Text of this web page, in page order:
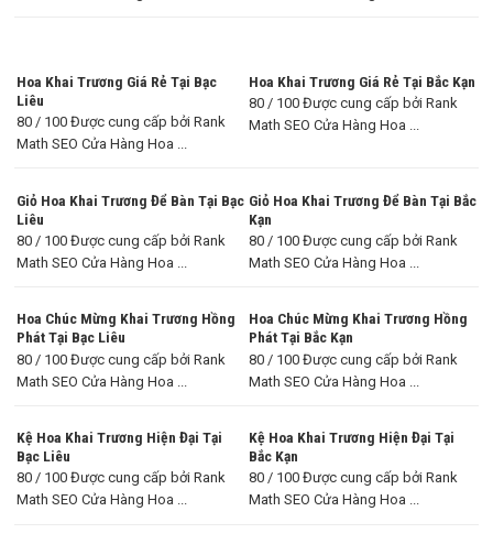
Hoa Khai Trương Giá Rẻ Tại Bạc
Liêu
80 / 100 Được cung cấp bởi Rank
Math SEO Cửa Hàng Hoa ...
Hoa Khai Trương Giá Rẻ Tại Bắc Kạn
80 / 100 Được cung cấp bởi Rank
Math SEO Cửa Hàng Hoa ...
Giỏ Hoa Khai Trương Để Bàn Tại Bạc
Liêu
80 / 100 Được cung cấp bởi Rank
Math SEO Cửa Hàng Hoa ...
Giỏ Hoa Khai Trương Để Bàn Tại Bắc
Kạn
80 / 100 Được cung cấp bởi Rank
Math SEO Cửa Hàng Hoa ...
Hoa Chúc Mừng Khai Trương Hồng
Phát Tại Bạc Liêu
80 / 100 Được cung cấp bởi Rank
Math SEO Cửa Hàng Hoa ...
Hoa Chúc Mừng Khai Trương Hồng
Phát Tại Bắc Kạn
80 / 100 Được cung cấp bởi Rank
Math SEO Cửa Hàng Hoa ...
Kệ Hoa Khai Trương Hiện Đại Tại
Bạc Liêu
80 / 100 Được cung cấp bởi Rank
Math SEO Cửa Hàng Hoa ...
Kệ Hoa Khai Trương Hiện Đại Tại
Bắc Kạn
80 / 100 Được cung cấp bởi Rank
Math SEO Cửa Hàng Hoa ...